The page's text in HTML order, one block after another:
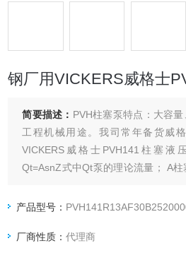
钢厂用VICKERS威格士
简要描述： PVH柱塞泵特点：大容
工程机械用途。我司常年备货威
VICKERS威格士PVH141柱塞液
Qt=AsnZ式中Qt泵的理论流量； A柱
或活塞数）
产品型号：
厂商性质：代理商